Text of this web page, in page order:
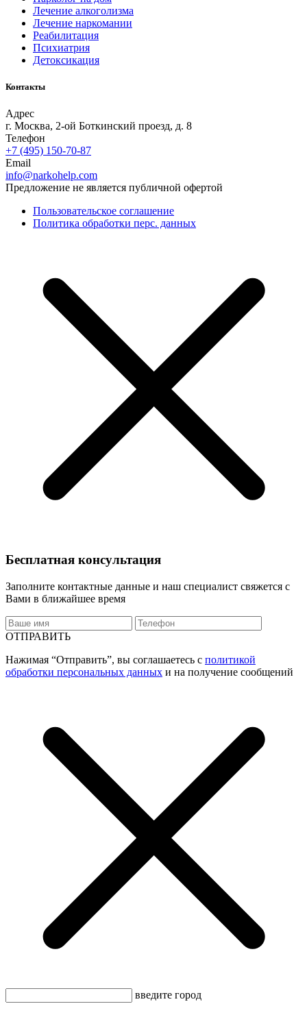
Лечение алкоголизма
Лечение наркомании
Реабилитация
Психиатрия
Детоксикация
Контакты
Адрес
г. Москва, 2-ой Боткинский проезд, д. 8
Телефон
+7 (495) 150-70-87
Email
info@narkohelp.com
Предложение не является публичной офертой
Пользовательское соглашение
Политика обработки перс. данных
Бесплатная консультация
Заполните контактные данные и наш специалист свяжется с
Вами в ближайшее время
ОТПРАВИТЬ
Нажимая “Отправить”, вы соглашаетесь с политикой
обработки персональных данных и на получение сообщений
введите город